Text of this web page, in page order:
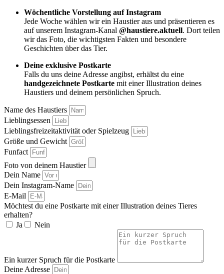
Wöchentliche Vorstellung auf Instagram
Jede Woche wählen wir ein Haustier aus und präsentieren es
auf unserem Instagram-Kanal @haustiere.aktuell. Dort teilen
wir das Foto, die wichtigsten Fakten und besondere
Geschichten über das Tier.
Deine exklusive Postkarte
Falls du uns deine Adresse angibst, erhältst du eine
handgezeichnete Postkarte mit einer Illustration deines
Haustiers und deinem persönlichen Spruch.
Name des Haustiers
Lieblingsessen
Lieblingsfreizeitaktivität oder Spielzeug
Größe und Gewicht
Funfact
Foto von deinem Haustier
Dein Name
Dein Instagram-Name
E-Mail
Möchtest du eine Postkarte mit einer Illustration deines Tieres
erhalten?
Ja
Nein
Ein kurzer Spruch für die Postkarte
Deine Adresse